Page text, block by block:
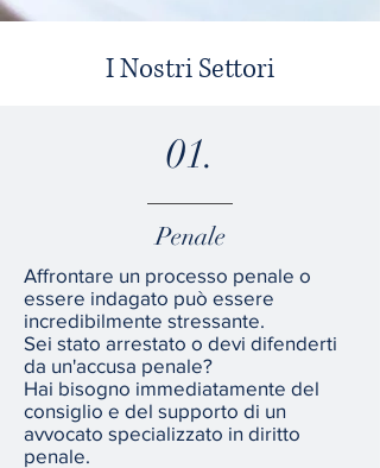
I Nostri Settori
01.
Penale
Affrontare un processo penale o
essere indagato può essere
incredibilmente stressante.
Sei stato arrestato o devi difenderti
da un'accusa penale?
Hai bisogno immediatamente del
consiglio e del supporto di un
avvocato specializzato in diritto
penale.